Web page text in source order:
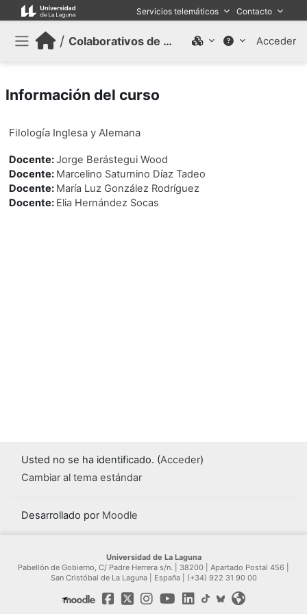
Salta al contenido principal Servicios telemáticos Contacto
/ Colaborativos de trabajo (Antiguo) Acceder
Información del curso
Filología Inglesa y Alemana
Docente:Jorge Berástegui Wood
Docente: Marcelino Saturnino Díaz Tadeo
Docente: María Luz González Rodríguez
Docente: Elia Hernández Socas
Usted no se ha identificado. (Acceder)
Cambiar al tema estándar
Desarrollado por Moodle
Universidad de La Laguna
Pabellón de Gobierno, C/ Padre Herrera s/n. | 38200 | Apartado Postal 456 |
San Cristóbal de La Laguna | España | (+34) 922 31 90 00